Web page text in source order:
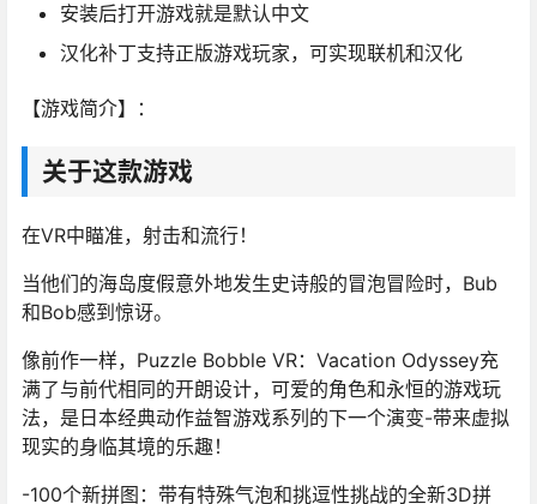
安装后打开游戏就是默认中文
汉化补丁支持正版游戏玩家，可实现联机和汉化
【游戏简介】：
关于这款游戏
在VR中瞄准，射击和流行！
当他们的海岛度假意外地发生史诗般的冒泡冒险时，Bub
和Bob感到惊讶。
像前作一样，Puzzle Bobble VR：Vacation Odyssey充
满了与前代相同的开朗设计，可爱的角色和永恒的游戏玩
法，是日本经典动作益智游戏系列的下一个演变-带来虚拟
现实的身临其境的乐趣！
-100个新拼图：带有特殊气泡和挑逗性挑战的全新3D拼